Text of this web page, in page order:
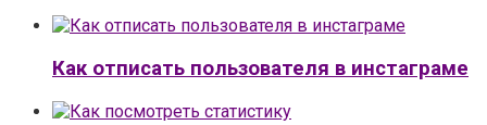
Как отписать пользователя в инстаграме